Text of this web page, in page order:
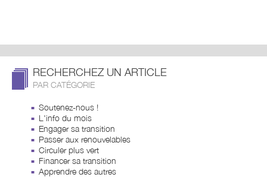
RECHERCHEZ UN ARTICLE
PAR CATÉGORIE
Soutenez-nous !
L'info du mois
Engager sa transition
Passer aux renouvelables
Circuler plus vert
Financer sa transition
Apprendre des autres